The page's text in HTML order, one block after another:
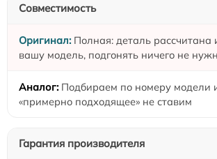
Совместимость
Полная: деталь рассчитана
вашу модель, подгонять ничего не
Подбираем по номеру модели
«примерно подходящее» не ставим
Гарантия производителя